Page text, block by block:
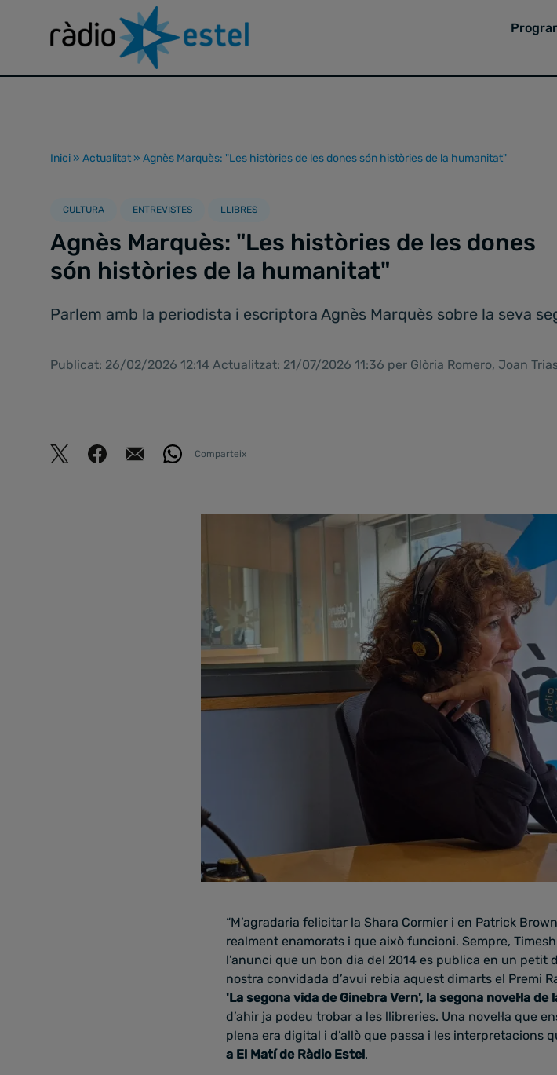
Inici » Actualitat » Agnès Marquès: "Les històries de les dones són històries de la humanitat"
CULTURA ENTREVISTES LLIBRES
Agnès Marquès: "Les històries de les dones
són històries de la humanitat"
Parlem amb la periodista i escriptora Agnès Marquès sobre la seva
Publicat: 26/02/2026 12:14 Actualitzat: 21/07/2026 11:36 per Glòria Romero, Joan
Comparteix
“M’agradaria felicitar la Shara Cormier i en Patrick
realment enamorats i que això funcioni. Sempre,
l’anunci que un bon dia del 2014 es publica en un petit
nostra convidada d’avui rebia aquest dimarts el Premi
'La segona vida de Ginebra Vern', la segona novel·la
d’ahir ja podeu trobar a les llibreries. Una novel·la que
plena era digital i d’allò que passa i les interpretacions
a El Matí de Ràdio Estel.